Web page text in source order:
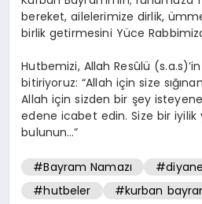
bereket, ailelerimize dirlik,
birlik getirmesini Yüce
Hutbemizi, Allah Resûlü
bitiriyoruz: “Allah için size
Allah için sizden bir şey
edene icabet edin. Size bir iyilik
bulunun…”
#Bayram Namazı
#hutbeler
#kurban